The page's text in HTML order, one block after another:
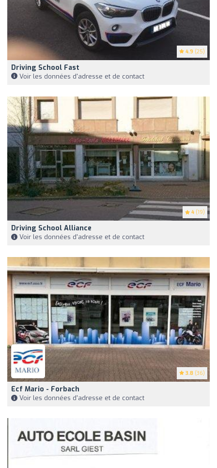
4.9 (25)
Driving School Fast
Voir les données d'adresse et de contact
4 (19)
Driving School Alliance
Voir les données d'adresse et de contact
3.8 (36)
Ecf Mario - Forbach
Voir les données d'adresse et de contact